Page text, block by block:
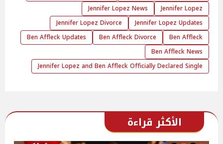
Jennifer Lopez
Jennifer Lopez News
Jennifer Lopez Updates
Jennifer Lopez Divorce
Ben Affleck
Ben Affleck Divorce
Ben Affleck Updates
Ben Affleck News
Jennifer Lopez and Ben Affleck Officially Declared Single
الأكثر قراءة